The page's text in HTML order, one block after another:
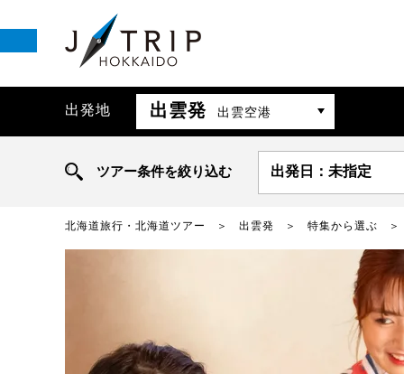
出発地 出雲発 出雲空港
ツアー条件を絞り込む 出発日：未指定
北海道旅行・北海道ツアー 出雲発 特集から選ぶ